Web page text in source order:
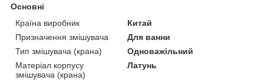
Основні
Країна виробник
Китай
Призначення змішувача
Для ванни
Тип змішувача (крана)
Одноважільний
Матеріал корпусу
змішувача (крана)
Латунь